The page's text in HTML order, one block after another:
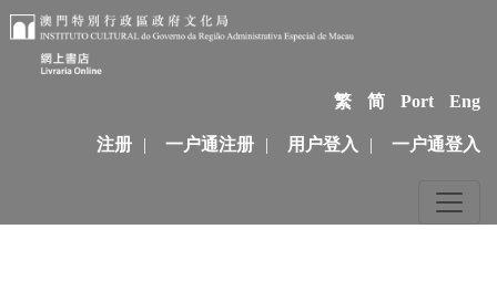
繁 简 Port Eng
注册 | 一户通注册 | 用户登入 | 一户通登入